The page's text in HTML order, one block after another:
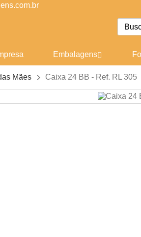
Embalagens
Mães Caixa 24 BB - Ref. RL 305